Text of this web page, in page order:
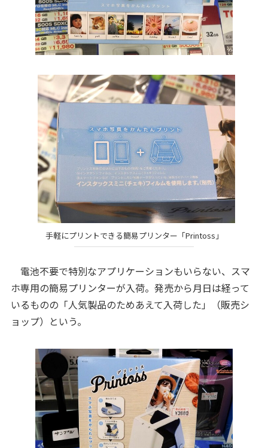
手軽にプリントできる簡易プリンター「Printoss」
電池不要で特別なアプリケーションもいらない、スマ
ホ専用の簡易プリンターが入荷。発売から月日は経って
いるものの「人気製品のためあえて入荷した」（販売シ
ョップ）という。